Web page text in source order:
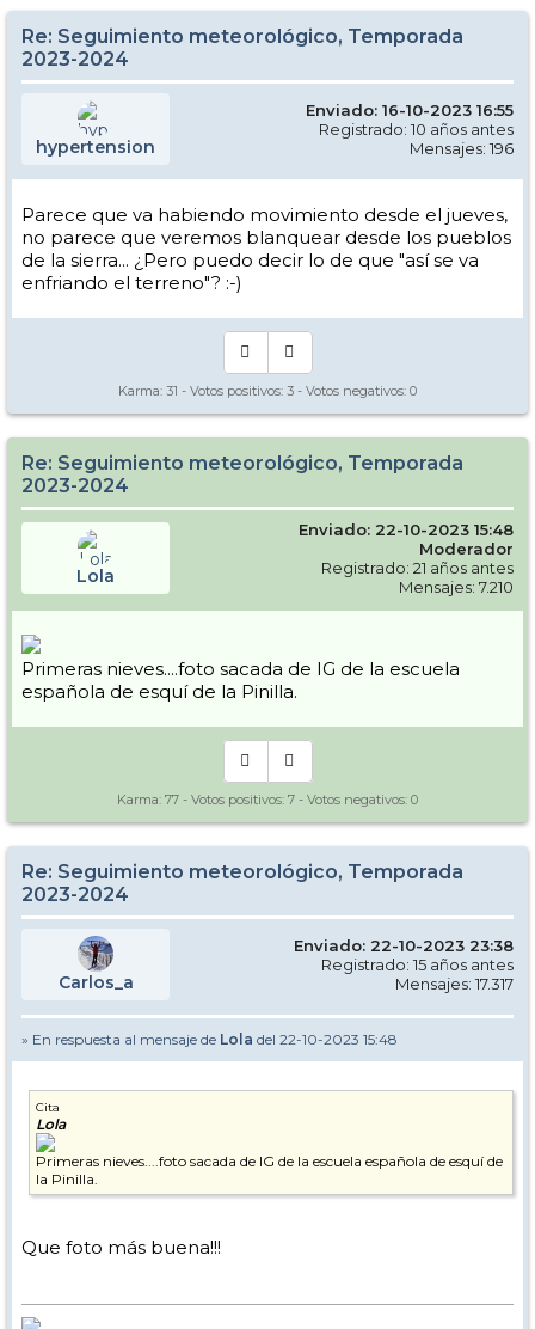
Re: Seguimiento meteorológico, Temporada
2023-2024
hypertension
Enviado: 16-10-2023 16:55
Registrado: 10 años antes
Mensajes: 196
Parece que va habiendo movimiento desde el jueves,
no parece que veremos blanquear desde los pueblos
de la sierra... ¿Pero puedo decir lo de que "así se va
enfriando el terreno"? :-)
Karma: 31 - Votos positivos: 3 - Votos negativos: 0
Re: Seguimiento meteorológico, Temporada
2023-2024
Lola
Enviado: 22-10-2023 15:48
Moderador
Registrado: 21 años antes
Mensajes: 7.210
Primeras nieves....foto sacada de IG de la escuela
española de esquí de la Pinilla.
Karma: 77 - Votos positivos: 7 - Votos negativos: 0
Re: Seguimiento meteorológico, Temporada
2023-2024
Carlos_a
Enviado: 22-10-2023 23:38
Registrado: 15 años antes
Mensajes: 17.317
» En respuesta al mensaje de Lola del 22-10-2023 15:48
Cita
Lola
Primeras nieves....foto sacada de IG de la escuela española de esquí de
la Pinilla.
Que foto más buena!!!